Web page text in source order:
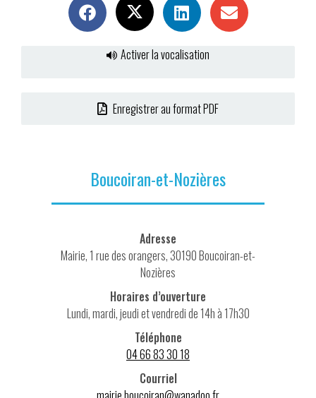
Activer la vocalisation
Enregistrer au format PDF
Boucoiran-et-Nozières
Adresse
Mairie, 1 rue des orangers, 30190 Boucoiran-et-
Nozières
Horaires d’ouverture
Lundi, mardi, jeudi et vendredi de 14h à 17h30
Téléphone
04 66 83 30 18
Courriel